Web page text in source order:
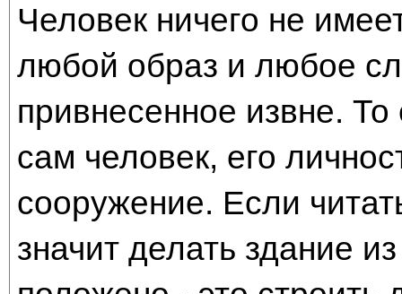
Человек ничего не
любой образ и любое
привнесенное извне.
сам человек, его
сооружение. Если
значит делать здание